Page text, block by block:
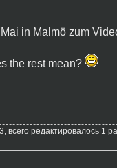
in Malmö zum
the rest mean?
всего редактировалось 1